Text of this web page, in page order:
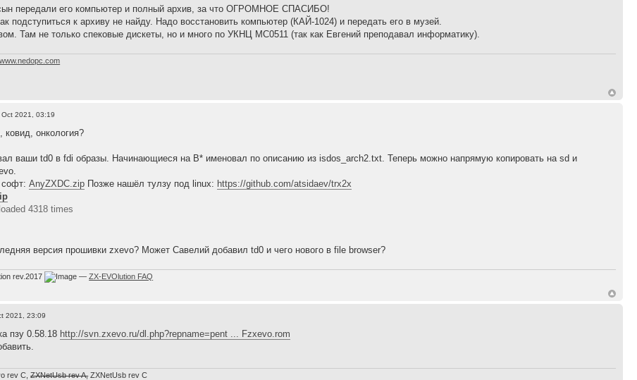
передали его компьютер и полный архив, за что ОГРОМНОЕ СПАСИБО!
подступиться к архиву не найду. Надо восстановить компьютер (КАЙ-1024) и передать его в музей.
Там не только спековые дискеты, но и много по УКНЦ МС0511 (так как Евгений преподавал информатику).
www.nedopc.com
2021, 03:19
ковид, онкология?
ваши td0 в fdi образы. Начинающиеся на B* именовал по описанию из isdos_arch2.txt. Теперь можно напрямую копировать на sd и
софт:AnyZXDC.zip Позже нашёл тулзу под linux: https://github.com/atsidaev/trx2x
4318 times
версия прошивки zxevo? Может Савелий добавил td0 и чего нового в file browser?
rev.2017 —ZX-EVOlution FAQ
2021, 23:09
пзу 0.58.18 http://svn.zxevo.ru/dl.php?repname=pent ... Fzxevo.rom
rev C,ZXNetUsb rev A,ZXNetUsb rev С